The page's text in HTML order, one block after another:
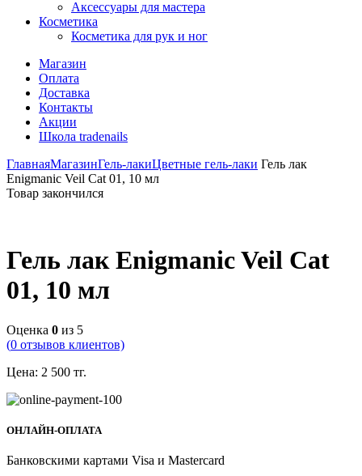
Аксессуары для мастера
Косметика
Косметика для рук и ног
Магазин
Оплата
Доставка
Контакты
Акции
Школа tradenails
ГлавнаяМагазинГель-лакиЦветные гель-лаки Гель лак
Enigmanic Veil Cat 01, 10 мл
Товар закончился
Гель лак Enigmanic Veil Cat
01, 10 мл
Оценка 0 из 5
(0 отзывов клиентов)
Цена: 2 500 тг.
ОНЛАЙН-ОПЛАТА
Банковскими картами Visa и Mastercard